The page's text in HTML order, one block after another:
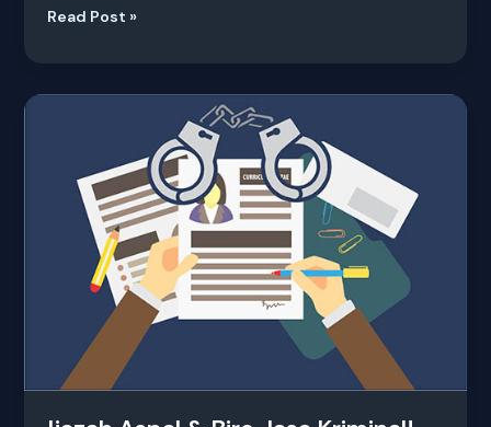
Read Post »
Kriminal!